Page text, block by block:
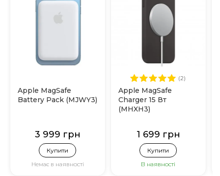
Apple MagSafe
Battery Pack (MJWY3)
3 999 грн
Купити
Немає в наявності
(2)
Apple MagSafe
Charger 15 Вт
(MHXH3)
1 699 грн
Купити
В наявності